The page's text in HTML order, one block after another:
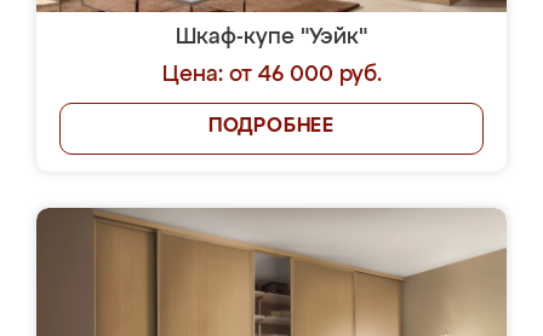
Шкаф-купе "Уэйк"
Цена: от 46 000 руб.
ПОДРОБНЕЕ